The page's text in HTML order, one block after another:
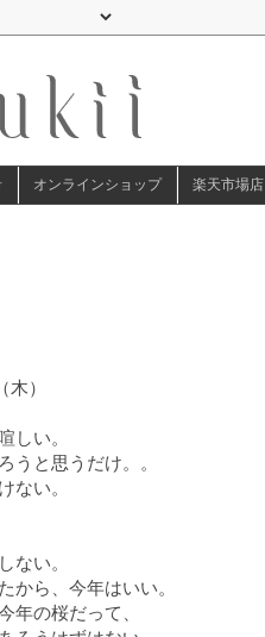
オンラインショップ 楽天市場店
）
しい。
うと思うだけ。。
ない。
ない。
から、今年はいい。
年の桜だって、